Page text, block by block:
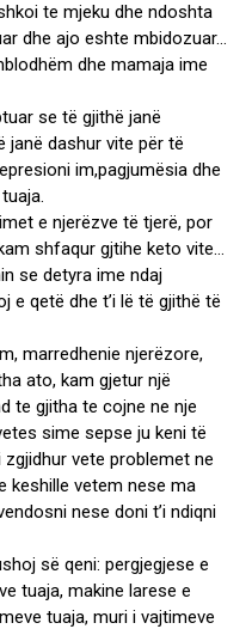
te mjeku dhe ndoshta
dhe ajo eshte mbidozuar…
dhe mamaja ime
se të gjithë janë
janë dashur vite për të
im,pagjumësia dhe
e njerëzve të tjerë, por
shfaqur gjtihe keto vite…
se detyra ime ndaj
e qetë dhe t’i lë të gjithë të
marredhenie njerëzore,
ato, kam gjetur një
te gjitha te cojne ne nje
sime sepse ju keni të
vete problemet ne
keshille vetem nese ma
nese doni t’i ndiqni
së qeni: pergjegjese e
tuaja, makine larese e
tuaja, muri i vajtimeve